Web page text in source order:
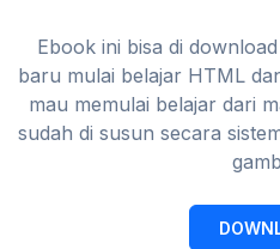
Ebook ini bisa di
baru mulai belajar HTML
mau memulai belajar dari
sudah di susun secara